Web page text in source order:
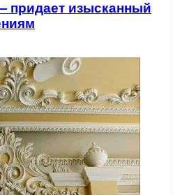
придает изысканный